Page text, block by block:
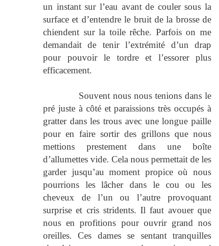
un instant sur l’eau avant de couler sous la
surface et d’entendre le bruit de la brosse de
chiendent sur la toile rêche. Parfois on me
demandait de tenir l’extrémité d’un drap
pour pouvoir le tordre et l’essorer plus
efficacement.
Souvent nous nous tenions dans le
pré juste à côté et paraissions très occupés à
gratter dans les trous avec une longue paille
pour en faire sortir des grillons que nous
mettions prestement dans une boîte
d’allumettes vide. Cela nous permettait de les
garder jusqu’au moment propice où nous
pourrions les lâcher dans le cou ou les
cheveux de l’un ou l’autre provoquant
surprise et cris stridents. Il faut avouer que
nous en profitions pour ouvrir grand nos
oreilles. Ces dames se sentant tranquilles